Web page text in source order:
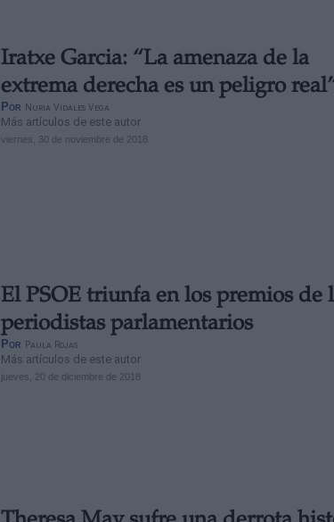
Iratxe Garcia: “La amenaza de la
extrema derecha es un peligro
Por Nuria Vidales Vega
Más artículos de este autor
viernes, 30 de noviembre de 2018
El PSOE triunfa en los premios de
periodistas parlamentarios
Por Paula Rojas
Más artículos de este autor
jueves, 20 de diciembre de 2018